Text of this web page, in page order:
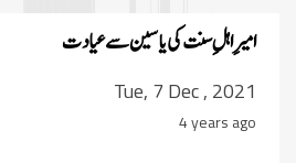
امیرِ اہلِ سنت کی یاسین سے عیادت
Tue, 7 Dec , 2021
4 years ago